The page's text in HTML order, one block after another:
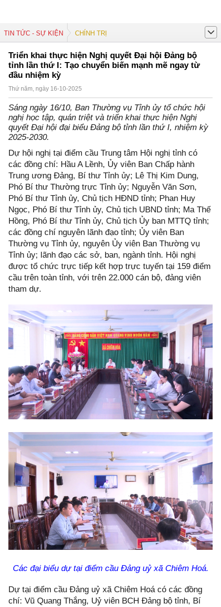
TIN TỨC - SỰ KIỆN CHÍNH TRỊ
Triển khai thực hiện Nghị quyết Đại hội Đảng bộ
tỉnh lần thứ I: Tạo chuyển biến mạnh mẽ ngay từ
đầu nhiệm kỳ
Thứ năm, ngày 16-10-2025
Sáng ngày 16/10, Ban Thường vụ Tỉnh ủy tổ chức hội
nghị học tập, quán triệt và triển khai thực hiện Nghị
quyết Đại hội đại biểu Đảng bộ tỉnh lần thứ I, nhiệm kỳ
2025-2030.
Dự hội nghị tại điểm cầu Trung tâm Hội nghị tỉnh có
các đồng chí: Hầu A Lềnh, Ủy viên Ban Chấp hành
Trung ương Đảng, Bí thư Tỉnh ủy; Lê Thị Kim Dung,
Phó Bí thư Thường trực Tỉnh ủy; Nguyễn Văn Sơn,
Phó Bí thư Tỉnh ủy, Chủ tịch HĐND tỉnh; Phan Huy
Ngọc, Phó Bí thư Tỉnh ủy, Chủ tịch UBND tỉnh; Ma Thế
Hồng, Phó Bí thư Tỉnh ủy, Chủ tịch Ủy ban MTTQ tỉnh;
các đồng chí nguyên lãnh đạo tỉnh; Ủy viên Ban
Thường vụ Tỉnh ủy, nguyên Ủy viên Ban Thường vụ
Tỉnh ủy; lãnh đạo các sở, ban, ngành tỉnh. Hội nghị
được tổ chức trực tiếp kết hợp trực tuyến tại 159 điểm
cầu trên toàn tỉnh, với trên 22.000 cán bộ, đảng viên
tham dự.
Các đại biểu dự tại điểm cầu Đảng uỷ xã Chiêm Hoá.
Dự tại điểm cầu Đảng uỷ xã Chiêm Hoá có các đồng
chí: Vũ Quang Thắng, Uỷ viên BCH Đảng bộ tỉnh, Bí